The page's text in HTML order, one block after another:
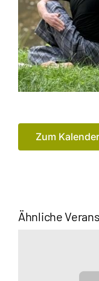
Zum
Ähnliche